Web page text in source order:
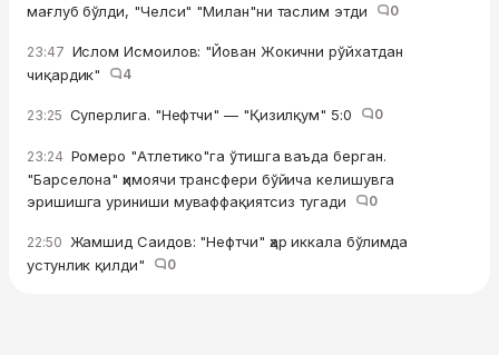
мағлуб бўлди, "Челси" "Милан"ни таслим этди
0
23:47 Ислом Исмоилов: "Йован Жокични рўйхатдан
чиқардик"
4
23:25 Суперлига. "Нефтчи" — "Қизилқум" 5:0 0
23:24 Ромеро "Атлетико"га ўтишга ваъда берган.
"Барселона" ҳимоячи трансфери бўйича келишувга
эришишга уриниши муваффақиятсиз тугади
0
22:50 Жамшид Саидов: "Нефтчи" ҳар иккала бўлимда
устунлик қилди"
0